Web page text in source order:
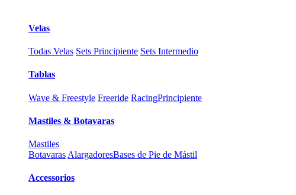
Velas
Todas Velas Sets Principiente Sets Intermedio
Tablas
Wave & Freestyle Freeride RacingPrincipiente
Mastiles & Botavaras
Mastiles
Botavaras AlargadoresBases de Pie de Mástil
Accessorios